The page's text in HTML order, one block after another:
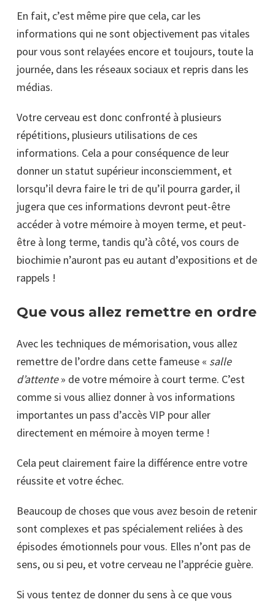
En fait, c’est même pire que cela, car les
informations qui ne sont objectivement pas vitales
pour vous sont relayées encore et toujours, toute la
journée, dans les réseaux sociaux et repris dans les
médias.
Votre cerveau est donc confronté à plusieurs
répétitions, plusieurs utilisations de ces
informations. Cela a pour conséquence de leur
donner un statut supérieur inconsciemment, et
lorsqu’il devra faire le tri de qu’il pourra garder, il
jugera que ces informations devront peut-être
accéder à votre mémoire à moyen terme, et peut-
être à long terme, tandis qu’à côté, vos cours de
biochimie n’auront pas eu autant d’expositions et de
rappels !
Que vous allez remettre en ordre
Avec les techniques de mémorisation, vous allez
remettre de l’ordre dans cette fameuse « salle
d’attente» de votre mémoire à court terme. C’est
comme si vous alliez donner à vos informations
importantes un pass d’accès VIP pour aller
directement en mémoire à moyen terme !
Cela peut clairement faire la différence entre votre
réussite et votre échec.
Beaucoup de choses que vous avez besoin de retenir
sont complexes et pas spécialement reliées à des
épisodes émotionnels pour vous. Elles n’ont pas de
sens, ou si peu, et votre cerveau ne l’apprécie guère.
Si vous tentez de donner du sens à ce que vous